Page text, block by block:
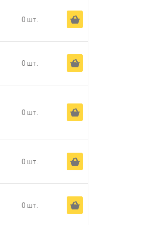
0 шт. Ä
0 шт. Ä
0 шт. Ä
0 шт. Ä
0 шт. Ä